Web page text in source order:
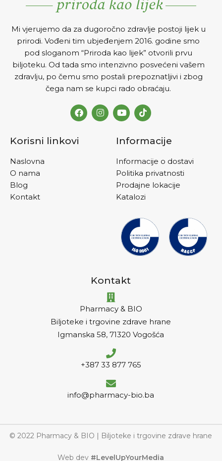
Mi vjerujemo da za dugoročno zdravlje postoji lijek u
prirodi. Vođeni tim ubjeđenjem 2016. godine smo
pod sloganom “Priroda kao lijek” otvorili prvu
biljoteku. Od tada smo intenzivno posvećeni vašem
zdravlju, po čemu smo postali prepoznatljivi i zbog
čega nam se kupci rado obraćaju.
Korisni linkovi
Naslovna
O nama
Blog
Kontakt
Informacije
Informacije o dostavi
Politika privatnosti
Prodajne lokacije
Katalozi
Kontakt
Pharmacy & BIO
Biljoteke i trgovine zdrave hrane
Igmanska 58, 71320 Vogošća
+387 33 877 765
info@pharmacy-bio.ba
© 2022 Pharmacy & BIO | Biljoteke i trgovine zdrave hrane
Web dev #LevelUpYourMedia